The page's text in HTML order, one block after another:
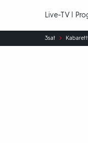
Live-TV |
Sie
sind
3sat